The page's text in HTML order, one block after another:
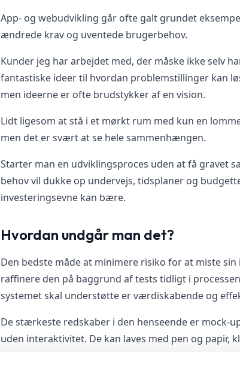
App- og webudvikling går ofte galt grundet
ændrede krav og uventede brugerbehov.
Kunder jeg har arbejdet med, der måske ikke selv
fantastiske ideer til hvordan problemstillinger kan
men ideerne er ofte brudstykker af en vision.
Lidt ligesom at stå i et mørkt rum med kun en
men det er svært at se hele sammenhængen.
Starter man en udviklingsproces uden at få gravet
behov vil dukke op undervejs, tidsplaner og
investeringsevne kan bære.
Hvordan undgår man det?
Den bedste måde at minimere risiko for at miste
raffinere den på baggrund af tests tidligt i
systemet skal understøtte er værdiskabende og
De stærkeste redskaber i den henseende er mock-
uden interaktivitet. De kan laves med pen og papir,